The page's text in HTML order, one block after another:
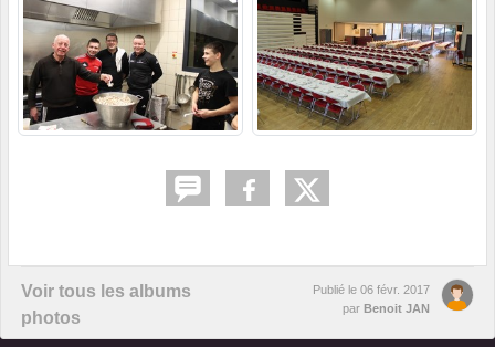
Voir tous les albums
photos
Publié le 06 févr. 2017
par Benoit JAN